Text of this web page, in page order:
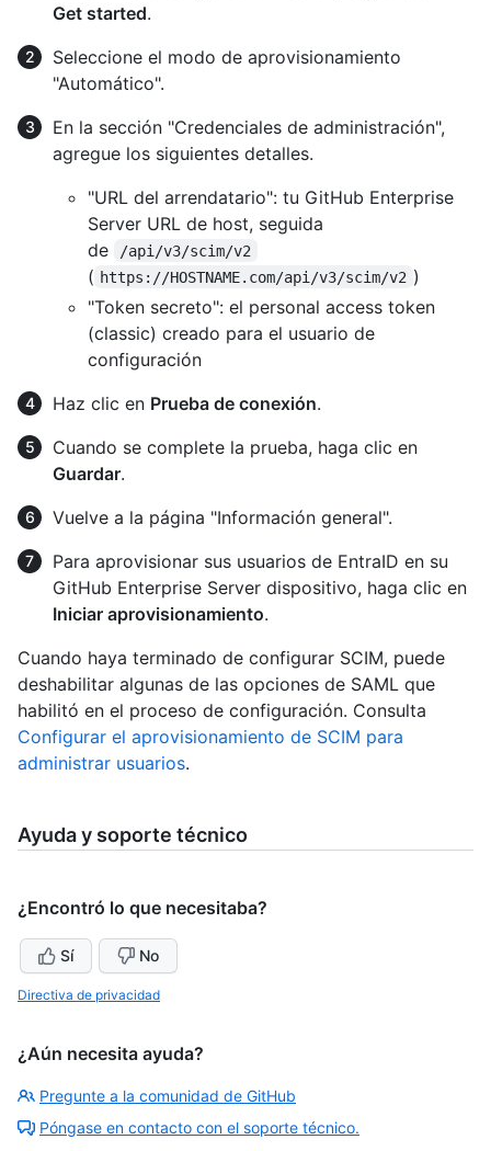
Get started.
Seleccione el modo de aprovisionamiento
"Automático".
En la sección "Credenciales de administración",
agregue los siguientes detalles.
"URL del arrendatario": tu GitHub Enterprise
Server URL de host, seguida
de
/api/v3/scim/v2
( https://HOSTNAME.com/api/v3/scim/v2 )
"Token secreto": el personal access token
(classic) creado para el usuario de
configuración
Haz clic en Prueba de conexión.
Cuando se complete la prueba, haga clic en
Guardar.
Vuelve a la página "Información general".
Para aprovisionar sus usuarios de EntraID en su
GitHub Enterprise Server dispositivo, haga clic en
Iniciar aprovisionamiento.
Cuando haya terminado de configurar SCIM, puede
deshabilitar algunas de las opciones de SAML que
habilitó en el proceso de configuración. Consulta
Configurar el aprovisionamiento de SCIM para
administrar usuarios.
Ayuda y soporte técnico
¿Encontró lo que necesitaba?
Sí No
Directiva de privacidad
¿Aún necesita ayuda?
Pregunte a la comunidad de GitHub
Póngase en contacto con el soporte técnico.